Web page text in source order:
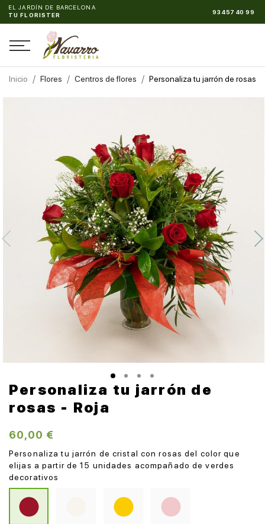
EL JARDÍN DE BARCELONA
U
93 457 40 99
Inicio Flores Centros de flores Personaliza tu jarrón de rosas
Personaliza tu jarrón de
rosas - Roja
60,00 €
Personaliza tu jarrón de cristal con rosas del color que
elijas a partir de 15 unidades acompañado de verdes
decorativos